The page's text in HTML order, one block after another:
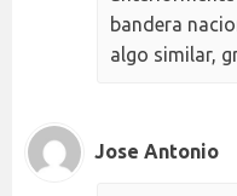
bandera
algo similar,
Jose Antonio